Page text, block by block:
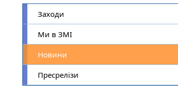
Заходи
Ми в ЗМІ
Новини
Пресрелізи